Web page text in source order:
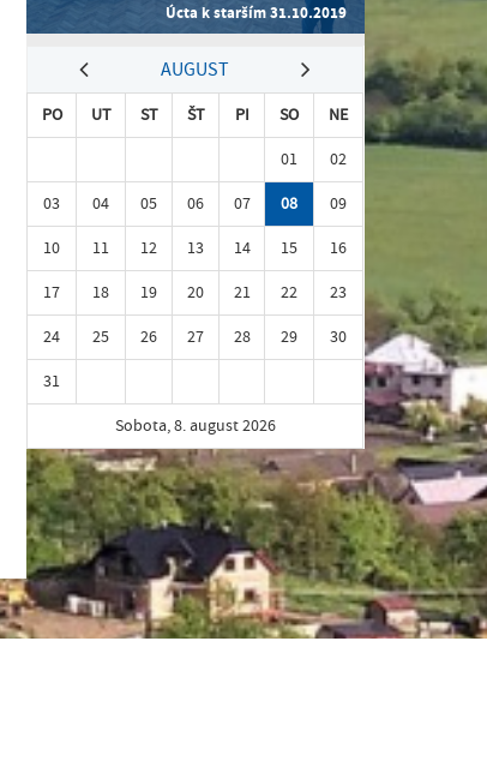
Úcta k starším 31.10.2019
AUGUST
PO UT ST ŠT PI SO
NE
01
02
03
04 05 06 07 08
09
10
11 12 13 14 15
16
17
18 19 20 21 22
23
24
25 26 27 28 29
30
31
Sobota, 8. august 2026